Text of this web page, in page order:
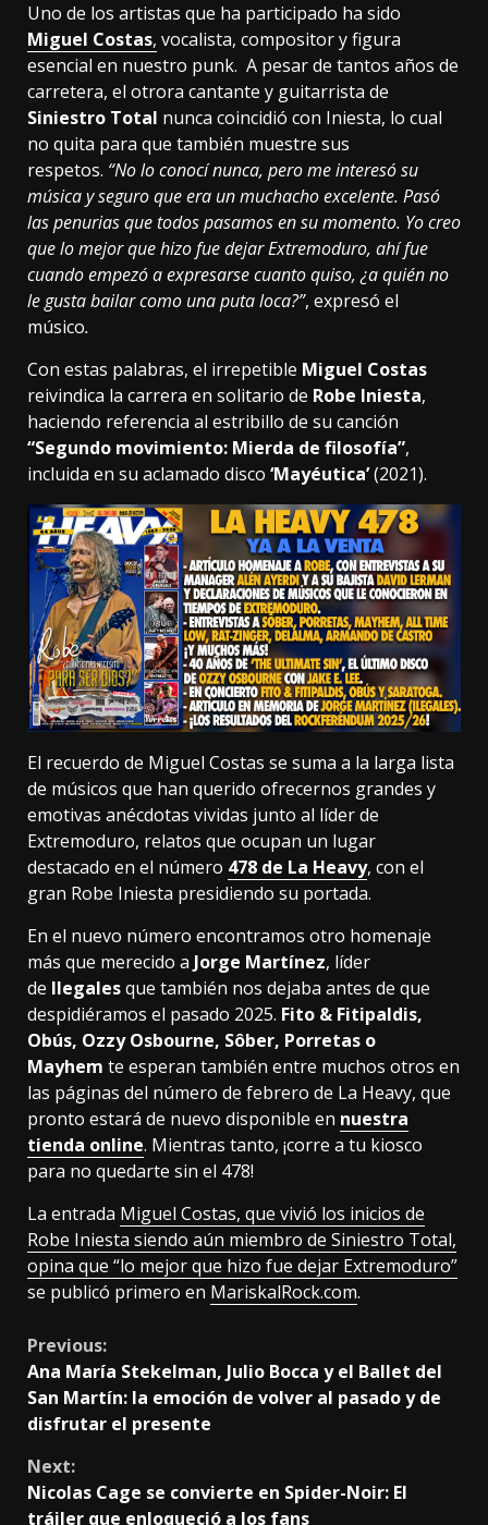
Uno de los artistas que ha participado ha sido
Miguel Costas, vocalista, compositor y figura
esencial en nuestro punk. A pesar de tantos años de
carretera, el otrora cantante y guitarrista de
Siniestro Total nunca coincidió con Iniesta, lo cual
no quita para que también muestre sus
respetos. “No lo conocí nunca, pero me interesó su
música y seguro que era un muchacho excelente. Pasó
las penurias que todos pasamos en su momento. Yo creo
que lo mejor que hizo fue dejar Extremoduro, ahí fue
cuando empezó a expresarse cuanto quiso, ¿a quién no
le gusta bailar como una puta loca?”, expresó el
músico.
Con estas palabras, el irrepetible Miguel Costas
reivindica la carrera en solitario de Robe Iniesta,
haciendo referencia al estribillo de su canción
“Segundo movimiento: Mierda de filosofía”,
incluida en su aclamado disco ‘Mayéutica’(2021).
El recuerdo de Miguel Costas se suma a la larga lista
de músicos que han querido ofrecernos grandes y
emotivas anécdotas vividas junto al líder de
Extremoduro, relatos que ocupan un lugar
destacado en el número 478 de La Heavy, con el
gran Robe Iniesta presidiendo su portada.
En el nuevo número encontramos otro homenaje
más que merecido a Jorge Martínez, líder
de Ilegalesque también nos dejaba antes de que
despidiéramos el pasado 2025. Fito & Fitipaldis,
Obús, Ozzy Osbourne, Sôber, Porretas o
Mayhem te esperan también entre muchos otros en
las páginas del número de febrero de La Heavy, que
pronto estará de nuevo disponible en nuestra
tienda online. Mientras tanto, ¡corre a tu kiosco
para no quedarte sin el 478!
La entrada Miguel Costas, que vivió los inicios de
Robe Iniesta siendo aún miembro de Siniestro Total,
opina que “lo mejor que hizo fue dejar Extremoduro”
se publicó primero en MariskalRock.com.
Continue
Reading
Previous:
Ana María Stekelman, Julio Bocca y el Ballet del
San Martín: la emoción de volver al pasado y de
disfrutar el presente
Next:
Nicolas Cage se convierte en Spider-Noir: El
tráiler que enloqueció a los fans